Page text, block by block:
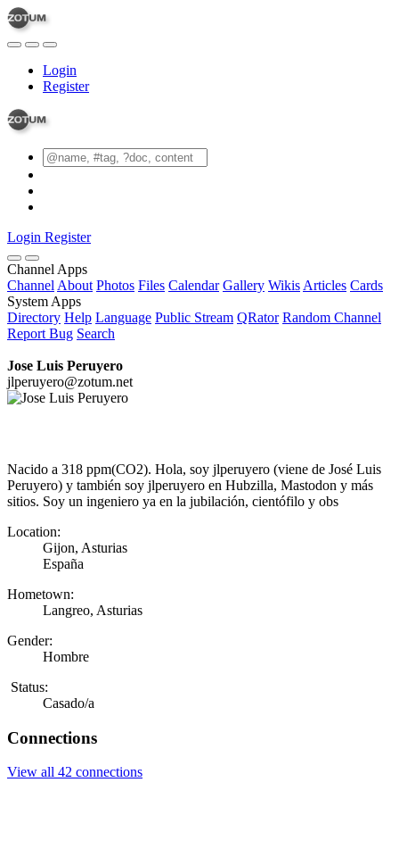
Login
Register
Login Register
Channel Apps
Channel About Photos Files Calendar Gallery Wikis Articles Cards
System Apps
Directory Help Language Public Stream QRator Random Channel
Report Bug Search
Jose Luis Peruyero
jlperuyero@zotum.net
Nacido a 318 ppm(CO2). Hola, soy jlperuyero (viene de José Luis
Peruyero) y también soy jlperuyero en Hubzilla, Mastodon y más
sitios. Soy un ingeniero ya en la jubilación, cientófilo y obs
Location:
Gijon, Asturias
España
Hometown:
Langreo, Asturias
Gender:
Hombre
Status:
Casado/a
Connections
View all 42 connections